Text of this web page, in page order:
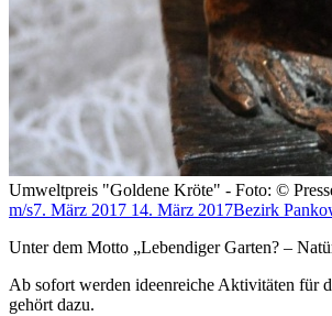
Umweltpreis "Goldene Kröte" - Foto: ©
m/s7. März 2017 14. März 2017Bezirk
Unter dem Motto „Lebendiger Garten? –
Ab sofort werden ideenreiche Aktivitäten für
gehört dazu.